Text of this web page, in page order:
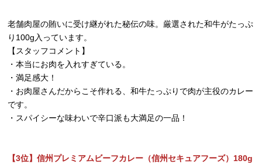
老舗肉屋の賄いに受け継がれた秘伝の味。厳選された和牛がたっぷ
り100g入っています。
【スタッフコメント】
・本当にお肉を入れすぎている。
・満足感大！
・お肉屋さんだからこそ作れる、和牛たっぷりで肉が主役のカレー
です。
・スパイシーな味わいで辛口派も大満足の一品！
【3位】信州プレミアムビーフカレー（信州セキュアフーズ）180g